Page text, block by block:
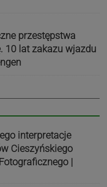
przestępstwa
10 lat zakazu wjazdu
interpretacje
Cieszyńskiego
|